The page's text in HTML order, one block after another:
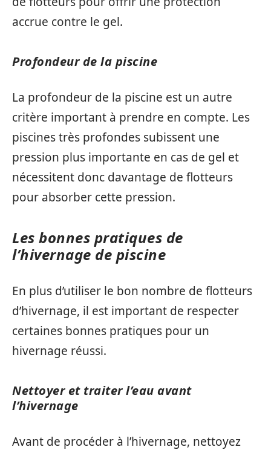
accrue contre le gel.
Profondeur de la piscine
La profondeur de la piscine est un autre
critère important à prendre en compte. Les
piscines très profondes subissent une
pression plus importante en cas de gel et
nécessitent donc davantage de flotteurs
pour absorber cette pression.
Les bonnes pratiques de
l’hivernage de piscine
En plus d’utiliser le bon nombre de flotteurs
d’hivernage, il est important de respecter
certaines bonnes pratiques pour un
hivernage réussi.
Nettoyer et traiter l’eau avant
l’hivernage
Avant de procéder à l’hivernage, nettoyez